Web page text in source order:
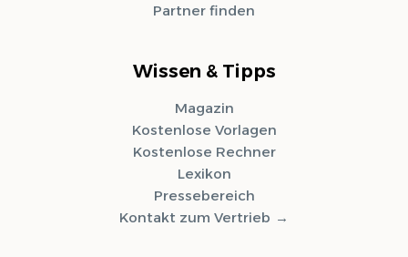
Partner finden
Wissen & Tipps
Magazin
Kostenlose Vorlagen
Kostenlose Rechner
Lexikon
Pressebereich
Kontakt zum Vertrieb